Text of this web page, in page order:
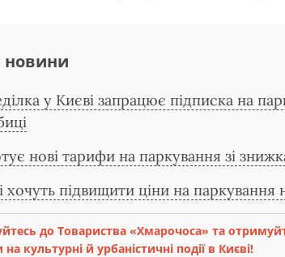
новини
у Києві запрацює підписка на
нові тарифи на паркування зі
хочуть підвищити ціни на паркування
до Товариства «Хмарочоса» та
на культурні й урбаністичні події в Києві!